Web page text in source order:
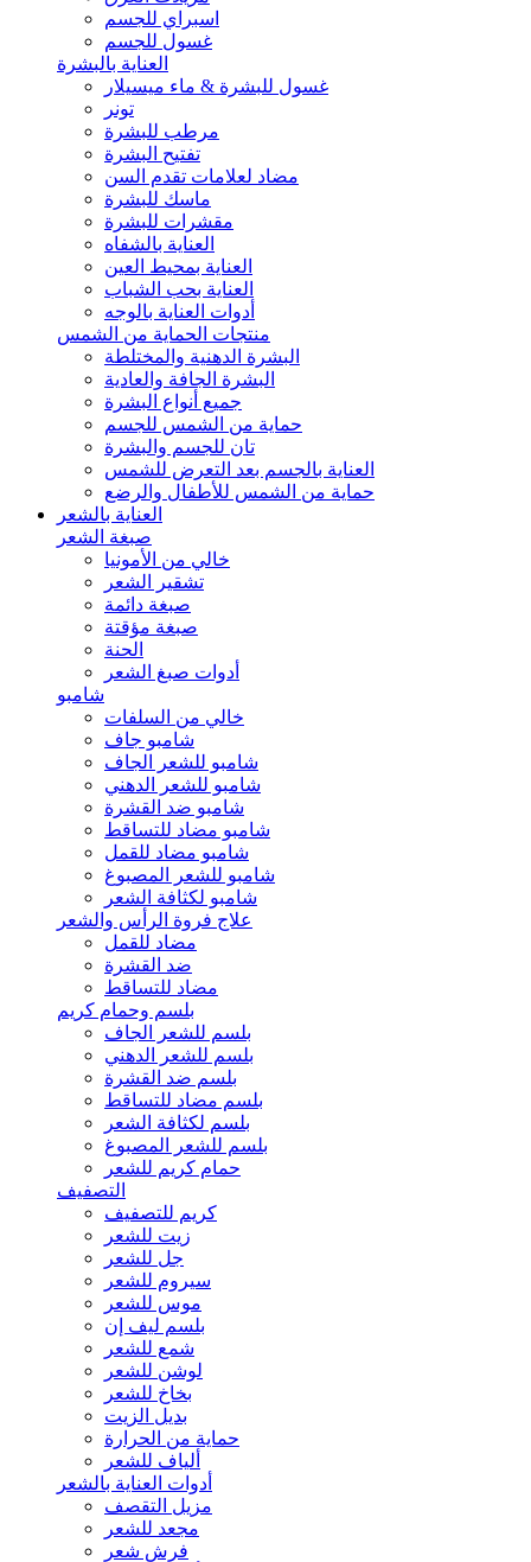
اسبراي للجسم
غسول للجسم
العناية بالبشرة
غسول للبشرة & ماء ميسيلار
تونر
مرطب للبشرة
تفتيح البشرة
مضاد لعلامات تقدم السن
ماسك للبشرة
مقشرات للبشرة
العناية بالشفاه
العناية بمحيط العين
العناية بحب الشباب
أدوات العناية بالوجه
منتجات الحماية من الشمس
البشرة الدهنية والمختلطة
البشرة الجافة والعادية
جميع أنواع البشرة
حماية من الشمس للجسم
تان للجسم والبشرة
العناية بالجسم بعد التعرض للشمس
حماية من الشمس للأطفال والرضع
العناية بالشعر
صبغة الشعر
خالي من الأمونيا
تشقير الشعر
صبغة دائمة
صبغة مؤقتة
الحنة
أدوات صبغ الشعر
شامبو
خالي من السلفات
شامبو جاف
شامبو للشعر الجاف
شامبو للشعر الدهني
شامبو ضد القشرة
شامبو مضاد للتساقط
شامبو مضاد للقمل
شامبو للشعر المصبوغ
شامبو لكثافة الشعر
علاج فروة الرأس والشعر
مضاد للقمل
ضد القشرة
مضاد للتساقط
بلسم وحمام كريم
بلسم للشعر الجاف
بلسم للشعر الدهني
بلسم ضد القشرة
بلسم مضاد للتساقط
بلسم لكثافة الشعر
بلسم للشعر المصبوغ
حمام كريم للشعر
التصفيف
كريم للتصفيف
زيت للشعر
جل للشعر
سيروم للشعر
موس للشعر
بلسم ليف إن
شمع للشعر
لوشن للشعر
بخاخ للشعر
بديل الزيت
حماية من الحرارة
ألياف للشعر
أدوات العناية بالشعر
مزيل التقصف
مجعد للشعر
فرش شعر